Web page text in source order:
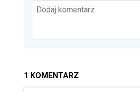
Dodaj komentarz
1 KOMENTARZ